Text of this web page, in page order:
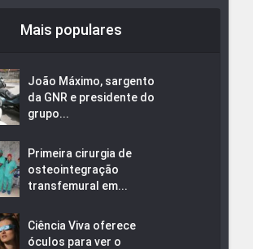
Mais populares
João Máximo, sargento
da GNR e presidente do
grupo...
Primeira cirurgia de
osteointegração
transfemural em...
Ciência Viva oferece
óculos para ver o